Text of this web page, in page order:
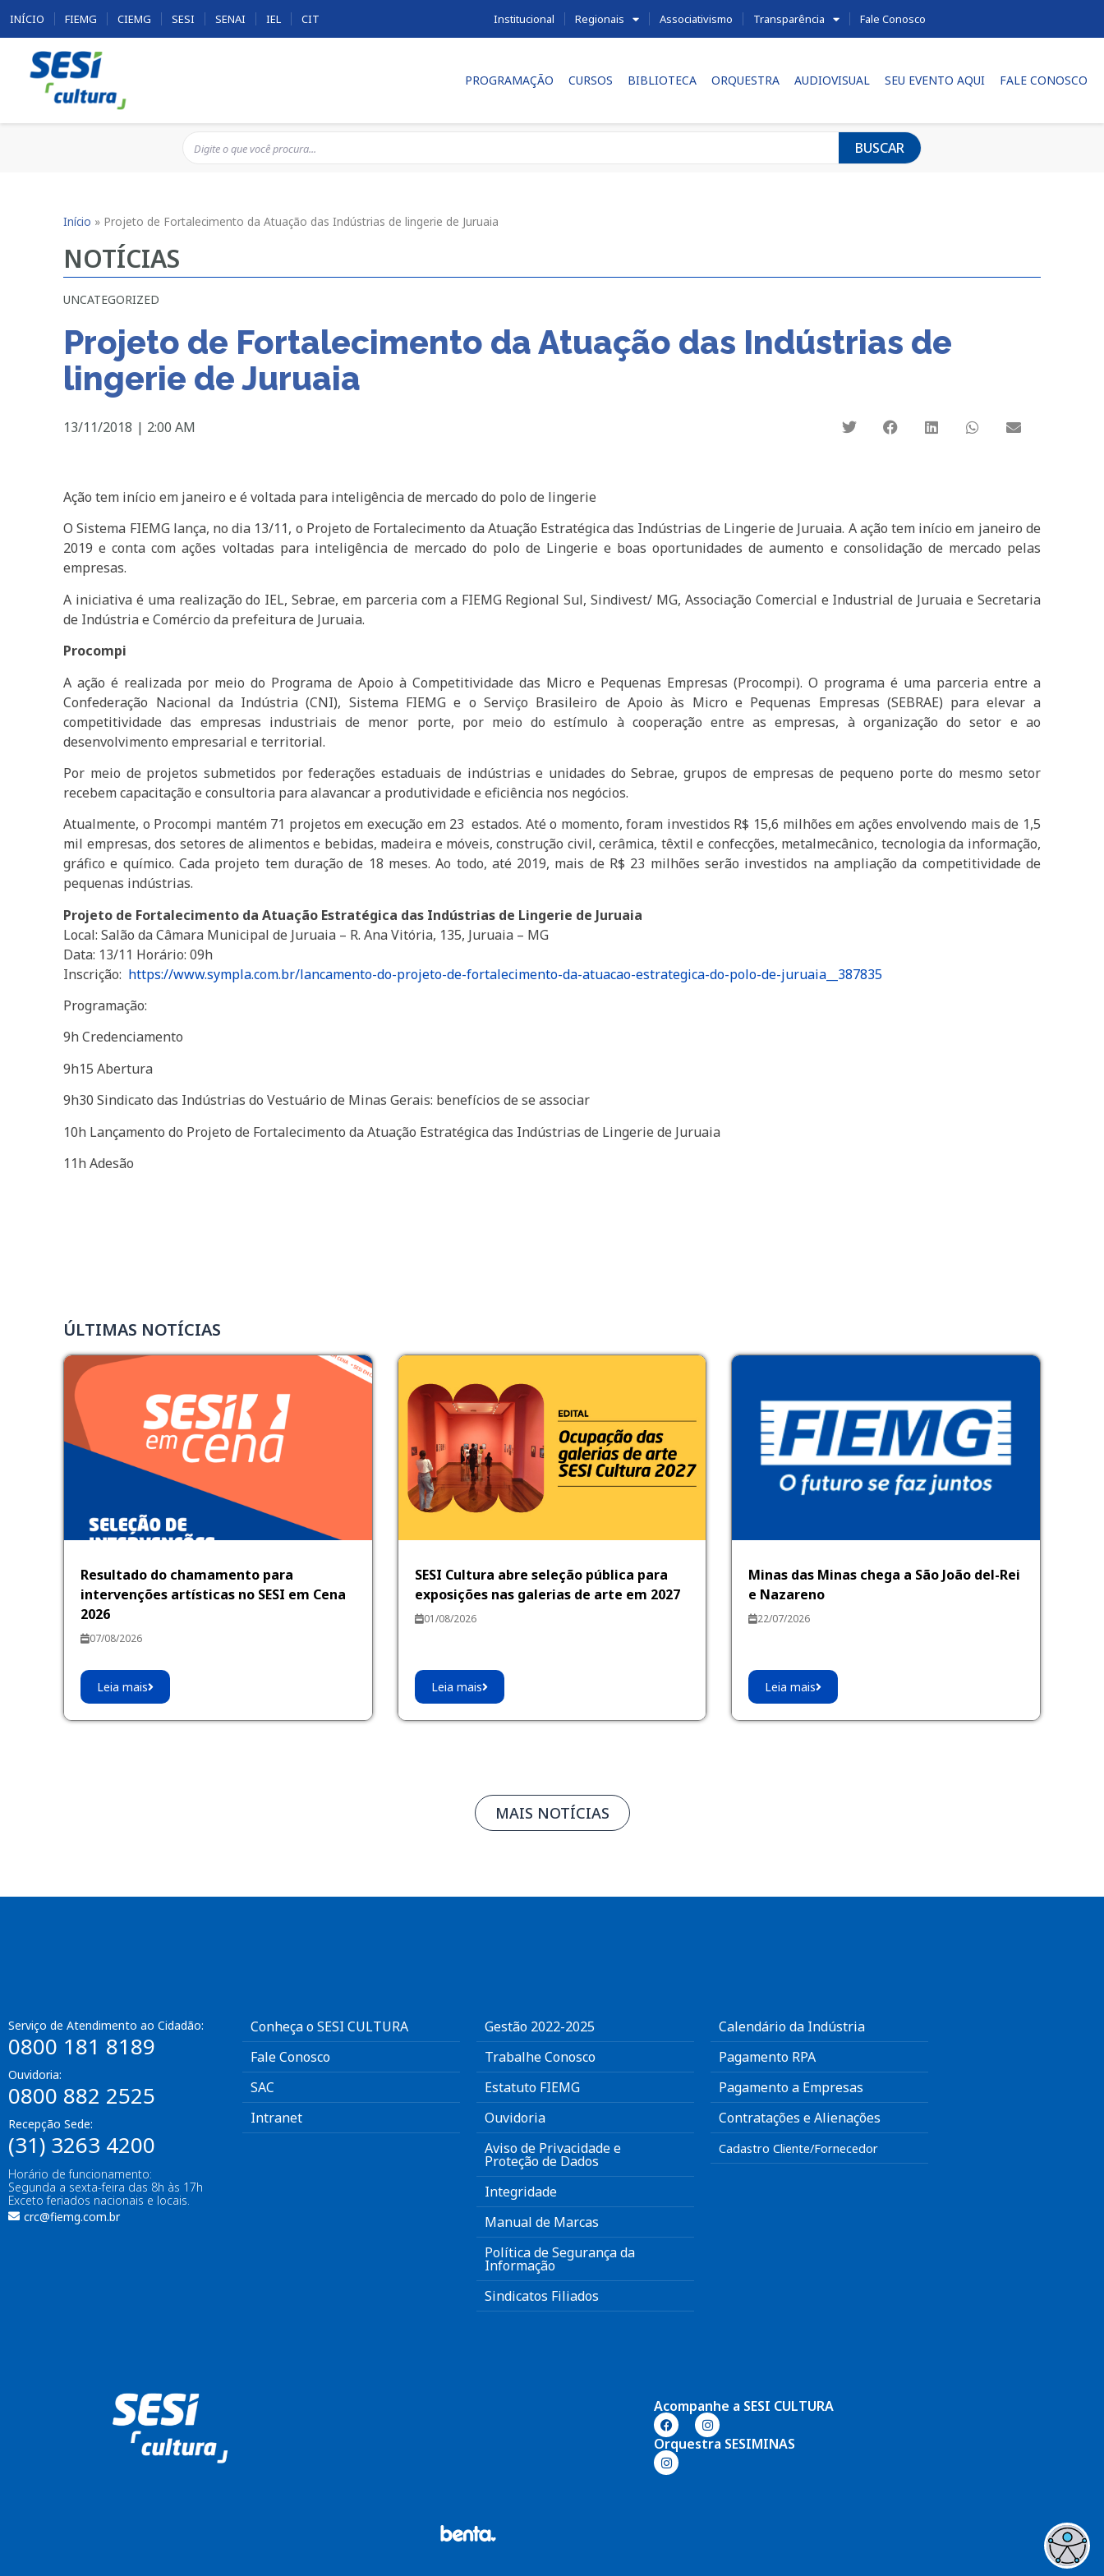
INÍCIO FIEMG CIEMG SESI SENAI IEL CIT Institucional Regionais Associativismo Transparência Fale Conosco
PROGRAMAÇÃO CURSOS BIBLIOTECA ORQUESTRA AUDIOVISUAL SEU EVENTO AQUI FALE CONOSCO
BUSCAR
Início » Projeto de Fortalecimento da Atuação das Indústrias de lingerie de Juruaia
NOTÍCIAS
UNCATEGORIZED
Projeto de Fortalecimento da Atuação das Indústrias de
lingerie de Juruaia
13/11/2018 | 2:00 AM
Ação tem início em janeiro e é voltada para inteligência de mercado do polo de lingerie
O Sistema FIEMG lança, no dia 13/11, o Projeto de Fortalecimento da Atuação Estratégica das Indústrias de Lingerie de Juruaia. A ação tem início em janeiro de
2019 e conta com ações voltadas para inteligência de mercado do polo de Lingerie e boas oportunidades de aumento e consolidação de mercado pelas
empresas.
A iniciativa é uma realização do IEL, Sebrae, em parceria com a FIEMG Regional Sul, Sindivest/ MG, Associação Comercial e Industrial de Juruaia e Secretaria
de Indústria e Comércio da prefeitura de Juruaia.
Procompi
A ação é realizada por meio do Programa de Apoio à Competitividade das Micro e Pequenas Empresas (Procompi). O programa é uma parceria entre a
Confederação Nacional da Indústria (CNI), Sistema FIEMG e o Serviço Brasileiro de Apoio às Micro e Pequenas Empresas (SEBRAE) para elevar a
competitividade das empresas industriais de menor porte, por meio do estímulo à cooperação entre as empresas, à organização do setor e ao
desenvolvimento empresarial e territorial.
Por meio de projetos submetidos por federações estaduais de indústrias e unidades do Sebrae, grupos de empresas de pequeno porte do mesmo setor
recebem capacitação e consultoria para alavancar a produtividade e eficiência nos negócios.
Atualmente, o Procompi mantém 71 projetos em execução em 23 estados. Até o momento, foram investidos R$ 15,6 milhões em ações envolvendo mais de 1,5
mil empresas, dos setores de alimentos e bebidas, madeira e móveis, construção civil, cerâmica, têxtil e confecções, metalmecânico, tecnologia da informação,
gráfico e químico. Cada projeto tem duração de 18 meses. Ao todo, até 2019, mais de R$ 23 milhões serão investidos na ampliação da competitividade de
pequenas indústrias.
Projeto de Fortalecimento da Atuação Estratégica das Indústrias de Lingerie de Juruaia
Local: Salão da Câmara Municipal de Juruaia – R. Ana Vitória, 135, Juruaia – MG
Data: 13/11 Horário: 09h
Inscrição: https://www.sympla.com.br/lancamento-do-projeto-de-fortalecimento-da-atuacao-estrategica-do-polo-de-juruaia__387835
Programação:
9h Credenciamento
9h15 Abertura
9h30 Sindicato das Indústrias do Vestuário de Minas Gerais: benefícios de se associar
10h Lançamento do Projeto de Fortalecimento da Atuação Estratégica das Indústrias de Lingerie de Juruaia
11h Adesão
ÚLTIMAS NOTÍCIAS
Resultado do chamamento para
intervenções artísticas no SESI em Cena
2026
07/08/2026
Leia mais
SESI Cultura abre seleção pública para
exposições nas galerias de arte em 2027
01/08/2026
Leia mais
Minas das Minas chega a São João del-Rei
e Nazareno
22/07/2026
Leia mais
MAIS NOTÍCIAS
Serviço de Atendimento ao Cidadão:
0800 181 8189
Ouvidoria:
0800 882 2525
Recepção Sede:
(31) 3263 4200
Horário de funcionamento:
Segunda a sexta-feira das 8h às 17h
Exceto feriados nacionais e locais.
crc@fiemg.com.br
Conheça o SESI CULTURA
Fale Conosco
SAC
Intranet
Gestão 2022-2025
Trabalhe Conosco
Estatuto FIEMG
Ouvidoria
Aviso de Privacidade e
Proteção de Dados
Integridade
Manual de Marcas
Política de Segurança da
Informação
Sindicatos Filiados
Calendário da Indústria
Pagamento RPA
Pagamento a Empresas
Contratações e Alienações
Cadastro Cliente/Fornecedor
Acompanhe a SESI CULTURA
Orquestra SESIMINAS